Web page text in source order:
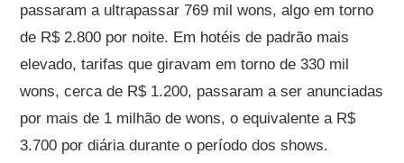
passaram a ultrapassar 769 mil wons, algo em torno
de R$ 2.800 por noite. Em hotéis de padrão mais
elevado, tarifas que giravam em torno de 330 mil
wons, cerca de R$ 1.200, passaram a ser anunciadas
por mais de 1 milhão de wons, o equivalente a R$
3.700 por diária durante o período dos shows.